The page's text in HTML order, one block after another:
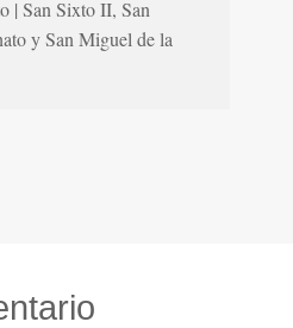
| San Sixto II, San
y San Miguel de la